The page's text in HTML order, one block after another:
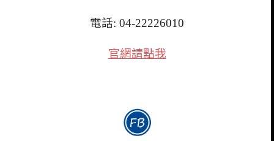
電話: 04-22226010
官網請點我